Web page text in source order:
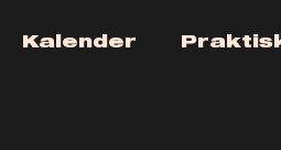
Kalender